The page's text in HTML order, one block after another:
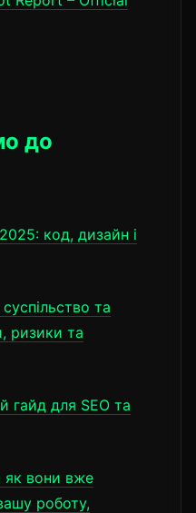
до
код, дизайн і
та
ризики та
гайд для SEO та
як вони вже
роботу,